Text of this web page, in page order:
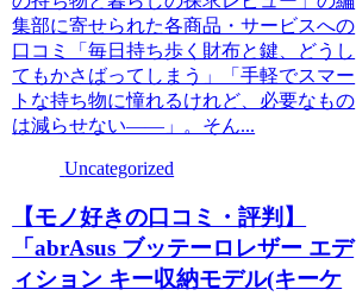
集部に寄せられた各商品・サービスへの
口コミ「毎日持ち歩く財布と鍵、どうし
てもかさばってしまう」「手軽でスマー
トな持ち物に憧れるけれど、必要なもの
は減らせない――」。そん...
Uncategorized
【モノ好きの口コミ・評判】
「abrAsus ブッテーロレザー エデ
ィション キー収納モデル(キーケ